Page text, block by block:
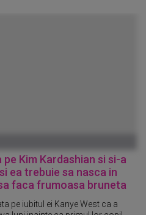
Kim Kardashian si si-a
ea trebuie sa nasca in
faca frumoasa bruneta
pe iubitul ei Kanye West ca a